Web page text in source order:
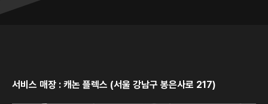
서비스 매장 : 캐논 플렉스 (서울 강남구 봉은사로 217)